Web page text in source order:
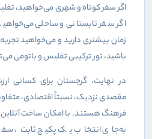
اگر سفر کوتاه و شهری می‌خواهید،
اگر سفر تابستانی و ساحلی
زمان بیشتری دارید و می‌خواهید
باشید، تور ترکیبی تفلیس و باتومی
در نهایت، گرجستان برای کسانی
مقصدی نزدیک، نسبتاً اقتصادی،
فرهنگ هستند. با امکان ساخت
به‌جای انتخاب یک پکیج ثابت،